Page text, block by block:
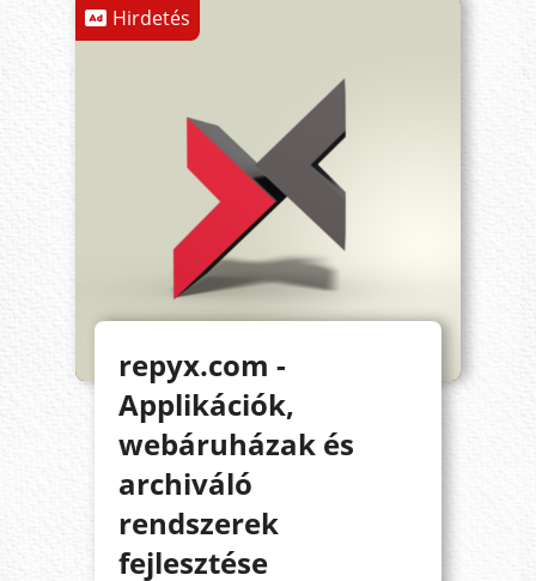
Hirdetés
repyx.com -
Applikációk,
webáruházak és
archiváló
rendszerek
fejlesztése